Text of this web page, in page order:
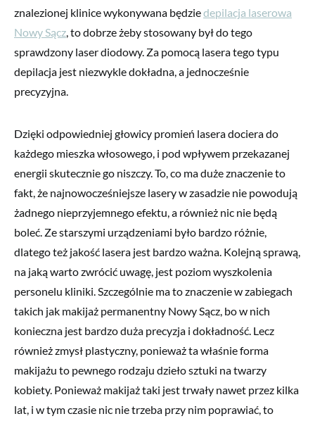
znalezionej klinice wykonywana będziedepilacja laserowa
Nowy Sącz, to dobrze żeby stosowany był do tego
sprawdzony laser diodowy. Za pomocą lasera tego typu
depilacja jest niezwykle dokładna, a jednocześnie
precyzyjna.
Dzięki odpowiedniej głowicy promień lasera dociera do
każdego mieszka włosowego, i pod wpływem przekazanej
energii skutecznie go niszczy. To, co ma duże znaczenie to
fakt, że najnowocześniejsze lasery w zasadzie nie powodują
żadnego nieprzyjemnego efektu, a również nic nie będą
boleć. Ze starszymi urządzeniami było bardzo różnie,
dlatego też jakość lasera jest bardzo ważna. Kolejną sprawą,
na jaką warto zwrócić uwagę, jest poziom wyszkolenia
personelu kliniki. Szczególnie ma to znaczenie w zabiegach
takich jak makijaż permanentny Nowy Sącz, bo w nich
konieczna jest bardzo duża precyzja i dokładność. Lecz
również zmysł plastyczny, ponieważ ta właśnie forma
makijażu to pewnego rodzaju dzieło sztuki na twarzy
kobiety. Ponieważ makijaż taki jest trwały nawet przez kilka
lat, i w tym czasie nic nie trzeba przy nim poprawiać, to